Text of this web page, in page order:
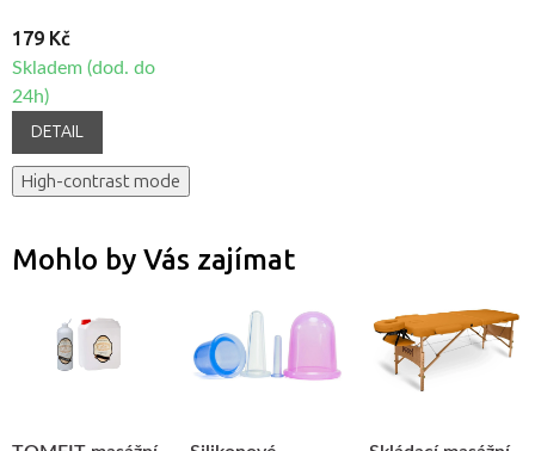
179 Kč
Skladem (dod. do
24h)
DETAIL
High-contrast mode
Mohlo by Vás zajímat